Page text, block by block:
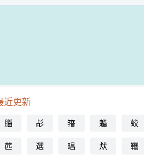
近更新
䐉 㣌 簎 䰬
蛟
苉
選 晿 㹜
䪎